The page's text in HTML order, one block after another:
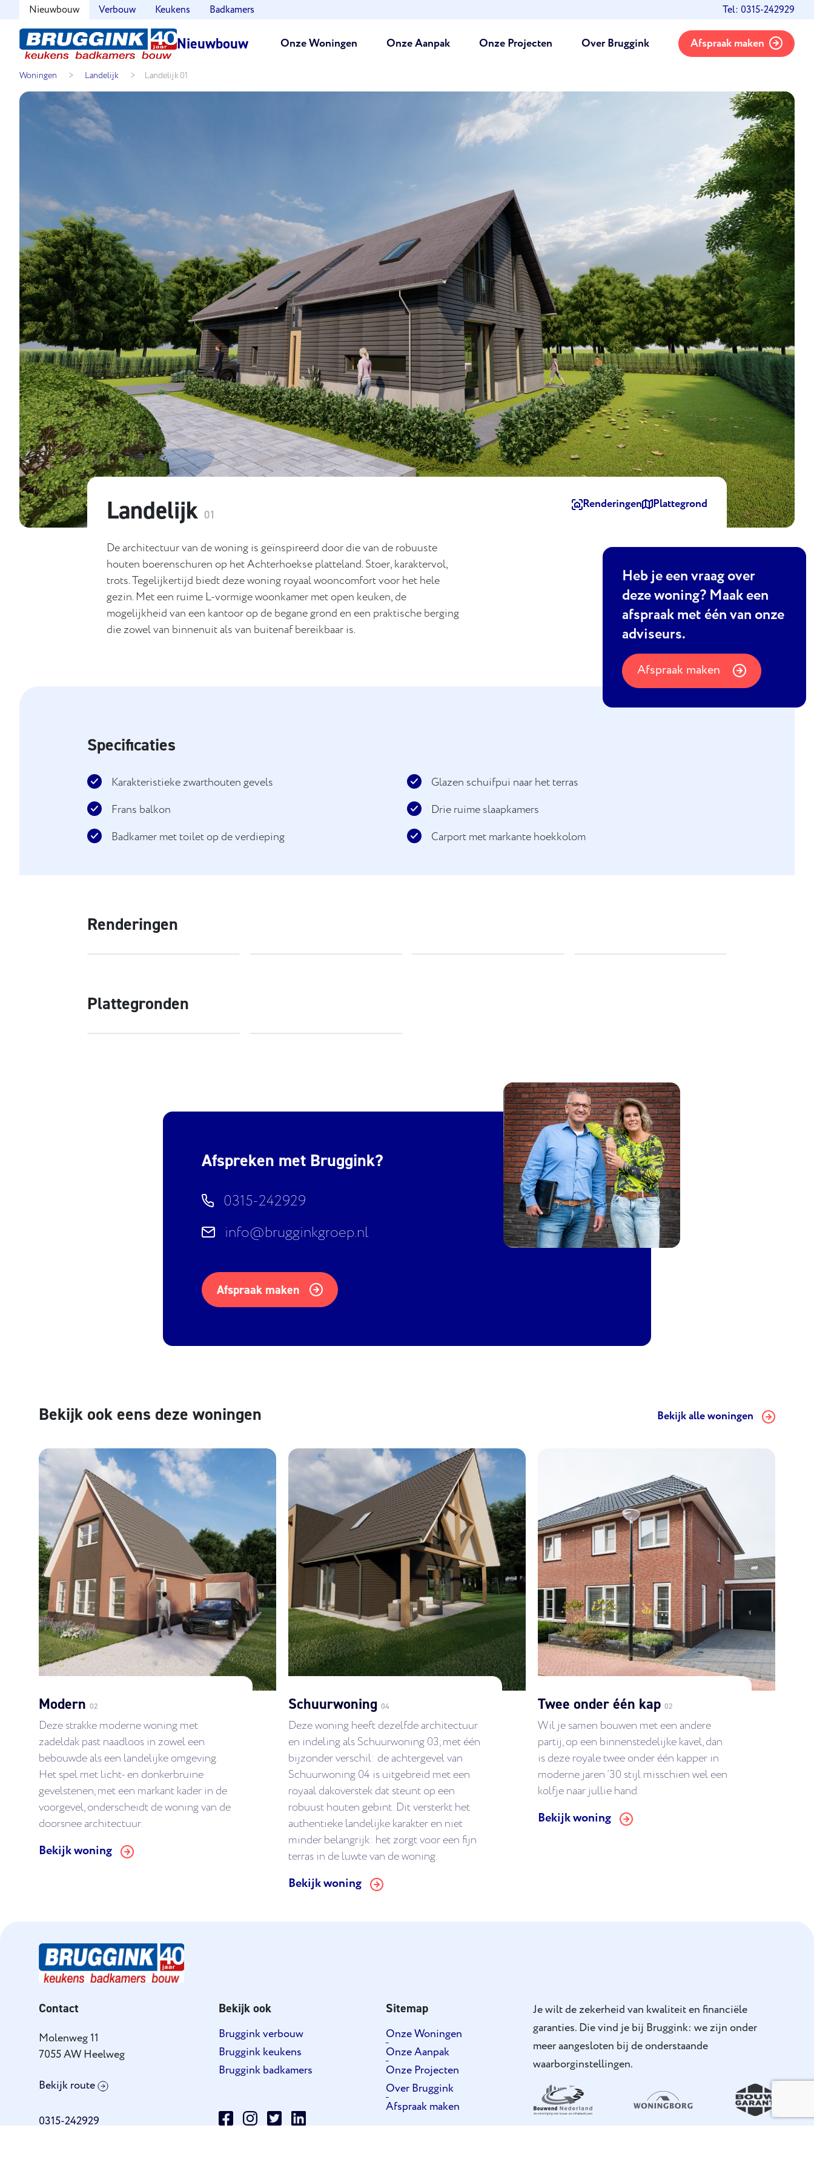
Nieuwbouw Verbouw Keukens Badkamers Tel: 0315-242929
Nieuwbouw Onze Woningen Onze Aanpak Onze Projecten Over Bruggink Afspraak maken
Woningen > Landelijk > Landelijk 01
Landelijk 01
De architectuur van de woning is geïnspireerd door die van de robuuste
houten boerenschuren op het Achterhoekse platteland. Stoer, karaktervol,
trots. Tegelijkertijd biedt deze woning royaal wooncomfort voor het hele
gezin. Met een ruime L-vormige woonkamer met open keuken, de
mogelijkheid van een kantoor op de begane grond en een praktische berging
die zowel van binnenuit als van buitenaf bereikbaar is.
Renderingen Plattegrond
Heb je een vraag over
deze woning? Maak een
afspraak met één van onze
adviseurs.
Afspraak maken
Specificaties
Karakteristieke zwarthouten gevels
Glazen schuifpui naar het terras
Frans balkon
Drie ruime slaapkamers
Badkamer met toilet op de verdieping
Carport met markante hoekkolom
Renderingen
Plattegronden
Afspreken met Bruggink?
0315-242929
info@brugginkgroep.nl
Afspraak maken
Bekijk ook eens deze woningen Bekijk alle woningen
Modern 02
Deze strakke moderne woning met
zadeldak past naadloos in zowel een
bebouwde als een landelijke omgeving.
Het spel met licht- en donkerbruine
gevelstenen, met een markant kader in de
voorgevel, onderscheidt de woning van de
doorsnee architectuur.
Bekijk woning
Schuurwoning 04
Deze woning heeft dezelfde architectuur
en indeling als Schuurwoning 03, met één
bijzonder verschil: de achtergevel van
Schuurwoning 04 is uitgebreid met een
royaal dakoverstek dat steunt op een
robuust houten gebint. Dit versterkt het
authentieke landelijke karakter en niet
minder belangrijk: het zorgt voor een fijn
terras in de luwte van de woning.
Bekijk woning
Twee onder één kap 02
Wil je samen bouwen met een andere
partij, op een binnenstedelijke kavel, dan
is deze royale twee onder één kapper in
moderne jaren ’30 stijl misschien wel een
kolfje naar jullie hand.
Bekijk woning
Contact
Molenweg 11
7055 AW Heelweg
Bekijk route
0315-242929
Bekijk ook
Bruggink verbouw
Bruggink keukens
Bruggink badkamers
Sitemap
Onze Woningen
Onze Aanpak
Onze Projecten
Over Bruggink
Afspraak maken
Je wilt de zekerheid van kwaliteit en financiële
garanties. Die vind je bij Bruggink: we zijn onder
meer aangesloten bij de onderstaande
waarborginstellingen.